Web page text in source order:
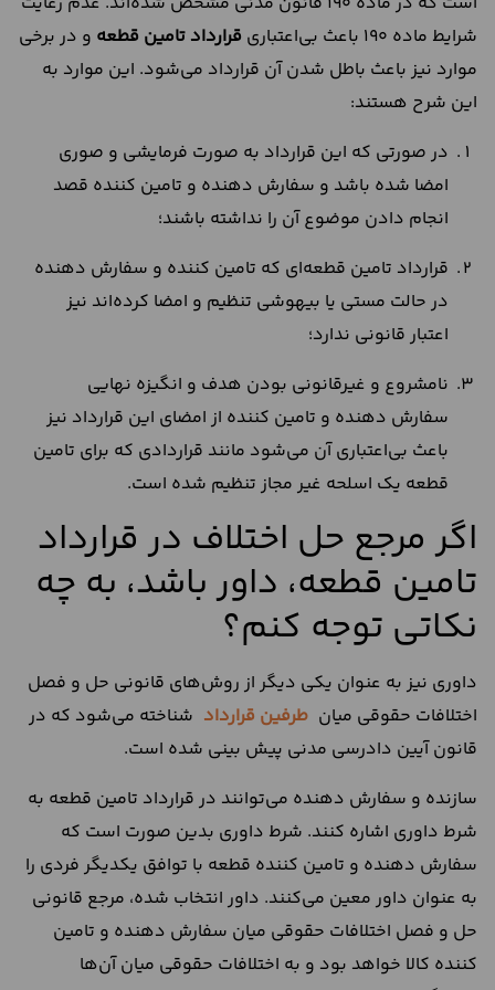
شرایط ماده 190 باعث بی‌اعتباری
قرارداد تامین قطعه و در برخی
موارد نیز باعث باطل شدن آن قرارداد می‌شود. این موارد به
این شرح هستند:
در صورتی که این قرارداد به صورت فرمایشی و صوری
امضا شده باشد و سفارش دهنده و تامین کننده قصد
انجام دادن موضوع آن را نداشته باشند؛
قرارداد تامین قطعه‌ای که تامین کننده و سفارش دهنده
در حالت مستی یا بیهوشی تنظیم و امضا کرده‌اند نیز
اعتبار قانونی ندارد؛
نامشروع و غیرقانونی بودن هدف و انگیزه نهایی
سفارش دهنده و تامین کننده از امضای این قرارداد نیز
باعث بی‌اعتباری آن می‌شود مانند قراردادی که برای تامین
قطعه یک اسلحه غیر مجاز تنظیم شده است.
اگر مرجع حل اختلاف در قرارداد
تامین قطعه، داور باشد، به چه
نکاتی توجه کنم؟
داوری نیز به عنوان یکی دیگر از روش‌های قانونی حل و فصل
اختلافات حقوقی میان طرفین قرارداد شناخته می‌شود که در
قانون آیین دادرسی مدنی پیش بینی شده است.
سازنده و سفارش دهنده می‌توانند در قرارداد تامین قطعه به
شرط داوری اشاره کنند. شرط داوری بدین صورت است که
سفارش دهنده و تامین کننده قطعه با توافق یکدیگر فردی را
به عنوان داور معین می‌کنند. داور انتخاب شده، مرجع قانونی
حل و فصل اختلافات حقوقی میان سفارش دهنده و تامین
کننده کالا خواهد بود و به اختلافات حقوقی میان آن‌ها